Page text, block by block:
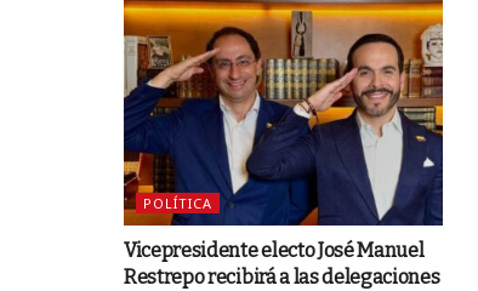
POLÍTICA
Vicepresidente electo José Manuel
Restrepo recibirá a las delegaciones